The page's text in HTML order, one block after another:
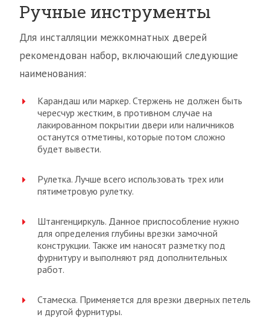
Ручные инструменты
Для инсталляции межкомнатных дверей
рекомендован набор, включающий следующие
наименования:
Карандаш или маркер. Стержень не должен быть
чересчур жестким, в противном случае на
лакированном покрытии двери или наличников
останутся отметины, которые потом сложно
будет вывести.
Рулетка. Лучше всего использовать трех или
пятиметровую рулетку.
Штангенциркуль. Данное приспособление нужно
для определения глубины врезки замочной
конструкции. Также им наносят разметку под
фурнитуру и выполняют ряд дополнительных
работ.
Стамеска. Применяется для врезки дверных петель
и другой фурнитуры.